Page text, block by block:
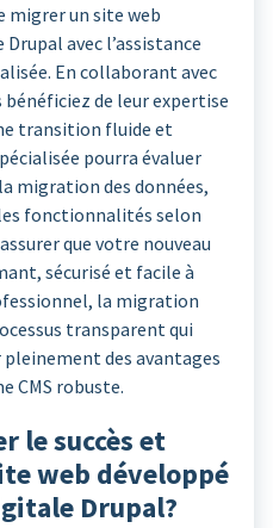
migrer un site web
avec l’assistance
En collaborant avec
bénéficiez de leur expertise
transition fluide et
pourra évaluer
migration des données,
fonctionnalités selon
que votre nouveau
sécurisé et facile à
la migration
transparent qui
des avantages
CMS robuste.
le succès et
web développé
Drupal?